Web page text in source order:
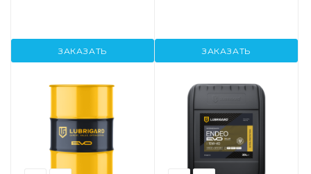
ЗАКАЗАТЬ ЗАКАЗАТЬ